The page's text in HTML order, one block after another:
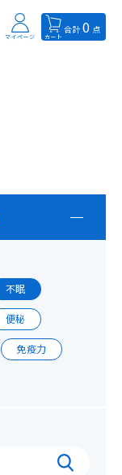
マイページ カート
合計0 点
不眠
便秘
免疫力